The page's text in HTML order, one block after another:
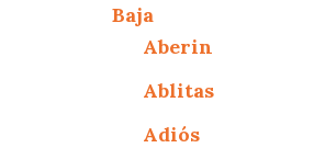
Baja
Aberin
Ablitas
Adiós